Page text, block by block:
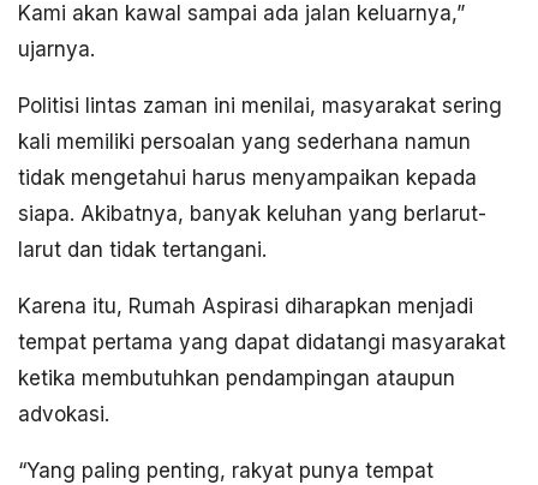
Kami akan kawal sampai ada jalan keluarnya,”
ujarnya.
Politisi lintas zaman ini menilai, masyarakat sering
kali memiliki persoalan yang sederhana namun
tidak mengetahui harus menyampaikan kepada
siapa. Akibatnya, banyak keluhan yang berlarut-
larut dan tidak tertangani.
Karena itu, Rumah Aspirasi diharapkan menjadi
tempat pertama yang dapat didatangi masyarakat
ketika membutuhkan pendampingan ataupun
advokasi.
“Yang paling penting, rakyat punya tempat